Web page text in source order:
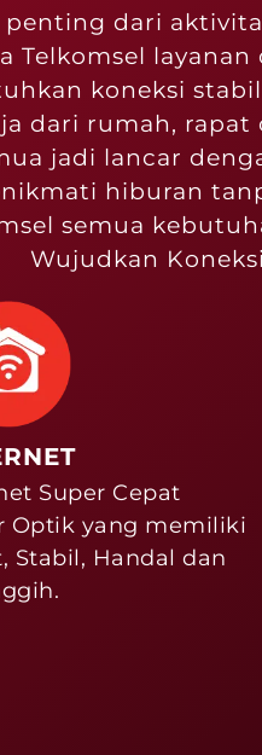
dari
Telkomsel
koneksi
dari rumah,
jadi lancar
hiburan
semua
Wujudkan
Super Cepat
Optik yang memiliki
Stabil, Handal dan